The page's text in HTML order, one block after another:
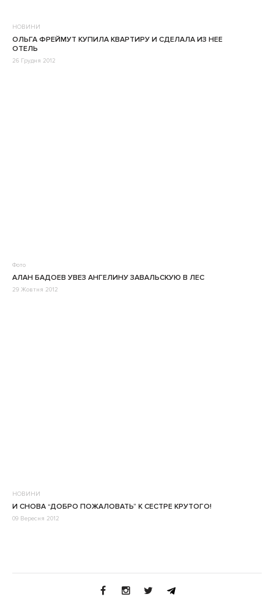
НОВИНИ
ОЛЬГА ФРЕЙМУТ КУПИЛА КВАРТИРУ И СДЕЛАЛА ИЗ НЕЕ
ОТЕЛЬ
26 Грудня 2012
Фото
АЛАН БАДОЕВ УВЕЗ АНГЕЛИНУ ЗАВАЛЬСКУЮ В ЛЕС
29 Жовтня 2012
НОВИНИ
И СНОВА “ДОБРО ПОЖАЛОВАТЬ” К СЕСТРЕ КРУТОГО!
09 Вересня 2012